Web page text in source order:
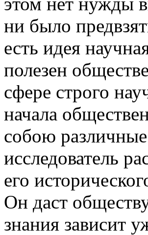
ни было
есть идея
полезен
сфере строго
начала
собою
исследователь
его
Он даст
знания зависит